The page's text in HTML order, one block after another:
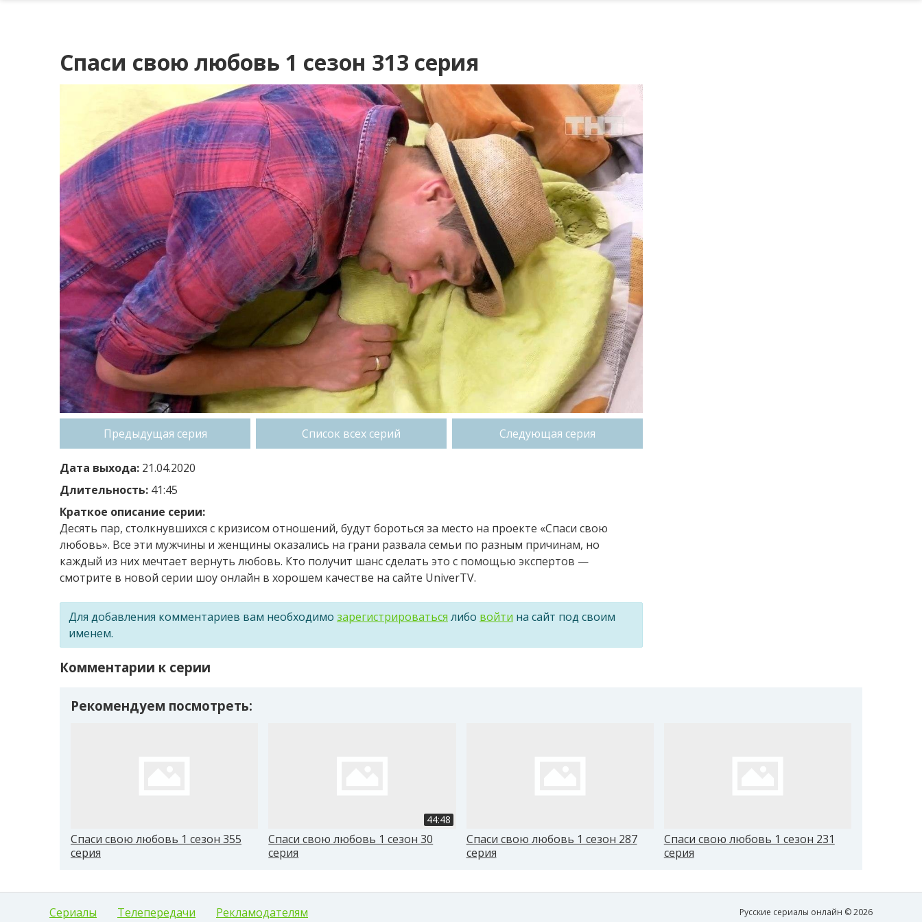
Спаси свою любовь 1 сезон 313 серия
Предыдущая серия Список всех серий Следующая серия
Дата выхода: 21.04.2020
Длительность: 41:45
Краткое описание серии:
Десять пар, столкнувшихся с кризисом отношений, будут бороться за место на проекте «Спаси свою
любовь». Все эти мужчины и женщины оказались на грани развала семьи по разным причинам, но
каждый из них мечтает вернуть любовь. Кто получит шанс сделать это с помощью экспертов —
смотрите в новой серии шоу онлайн в хорошем качестве на сайте UniverTV.
Для добавления комментариев вам необходимо зарегистрироваться либо войти на сайт под своим
именем.
Комментарии к серии
Рекомендуем посмотреть:
Спаси свою любовь 1 сезон 355
серия
44:48
Спаси свою любовь 1 сезон 30
серия
Спаси свою любовь 1 сезон 287
серия
Спаси свою любовь 1 сезон 231
серия
Сериалы Телепередачи Рекламодателям Русские сериалы онлайн © 2026